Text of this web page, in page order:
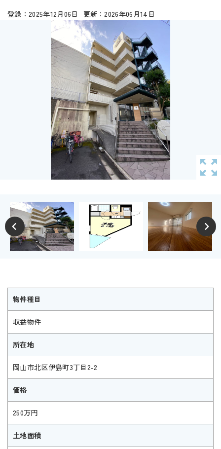
2025年12月06日 2026年06月14日
物件種目
収益物件
所在地
岡山市北区伊島町3丁目2-2
価格
250万円
土地面積